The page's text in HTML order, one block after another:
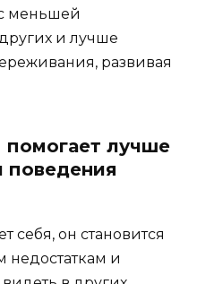
меньшей
и лучше
развивая
помогает лучше
поведения
себя, он становится
и